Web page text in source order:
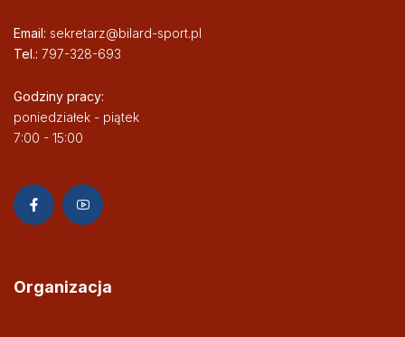
Email: sekretarz@bilard-sport.pl
Tel.: 797-328-693
Godziny pracy:
poniedziałek - piątek
7:00 - 15:00
Organizacja